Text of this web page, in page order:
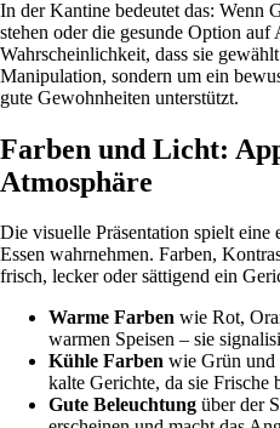
In der Kantine bedeutet das: Wenn
stehen oder die gesunde Option
Wahrscheinlichkeit, dass sie
Manipulation, sondern um ein
gute Gewohnheiten unterstützt.
Farben und Licht:
Atmosphäre
Die visuelle Präsentation spielt
Essen wahrnehmen. Farben,
frisch, lecker oder sättigend ein
Warme Farben wie Rot,
warmen Speisen – sie
Kühle Farben wie Grün und
kalte Gerichte, da sie Frische
Gute Beleuchtung über der